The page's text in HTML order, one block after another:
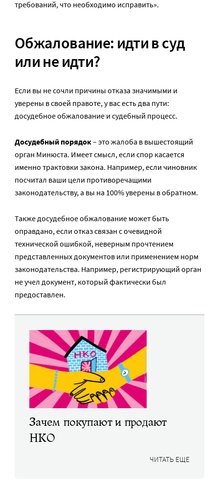
требований, что необходимо исправить».
Обжалование: идти в суд
или не идти?
Если вы не сочли причины отказа значимыми и
уверены в своей правоте, у вас есть два пути:
досудебное обжалование и судебный процесс.
Досудебный порядок– это жалоба в вышестоящий
орган Минюста. Имеет смысл, если спор касается
именно трактовки закона. Например, если чиновник
посчитал ваши цели противоречащими
законодательству, а вы на 100% уверены в обратном.
Также досудебное обжалование может быть
оправдано, если отказ связан с очевидной
технической ошибкой, неверным прочтением
представленных документов или применением норм
законодательства. Например, регистрирующий орган
не учел документ, который фактически был
предоставлен.
Зачем покупают и продают
НКО
ЧИТАТЬ ЕЩЕ